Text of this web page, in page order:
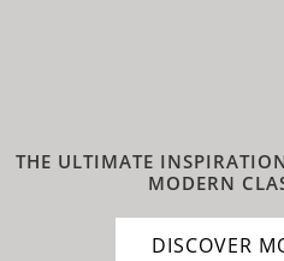
THE ULTIMATE
MODERN
DISCOVER